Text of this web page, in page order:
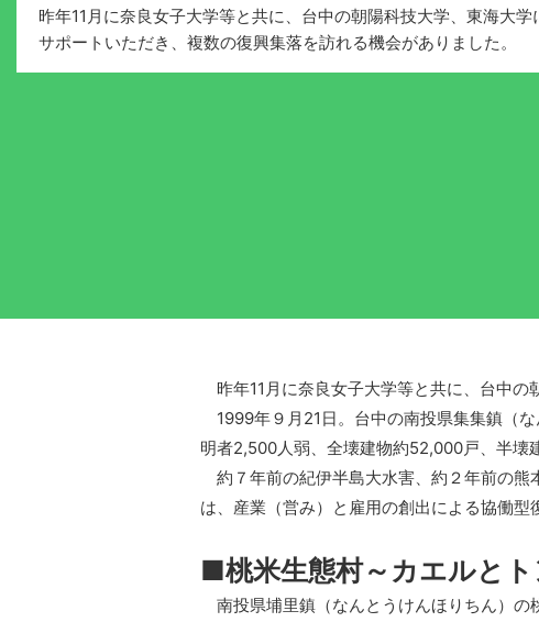
昨年11月に奈良女子大学等と共に、台中の朝陽科技大学、東海大学
サポートいただき、複数の復興集落を訪れる機会がありました。
昨年11月に奈良女子大学等と共に、台中の
1999年９月21日。台中の南投県集集鎮（
明者2,500人弱、全壊建物約52,000戸、半壊
約７年前の紀伊半島大水害、約２年前の熊
は、産業（営み）と雇用の創出による協働型
■桃米生態村～カエルと
南投県埔里鎮（なんとうけんほりちん）の